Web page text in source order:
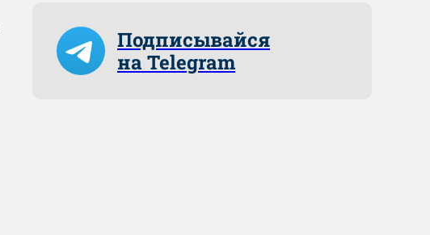
Подписывайся
на Telegram